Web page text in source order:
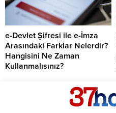
e-Devlet Şifresi ile e-İmza
Arasındaki Farklar Nelerdir?
Hangisini Ne Zaman
Kullanmalısınız?